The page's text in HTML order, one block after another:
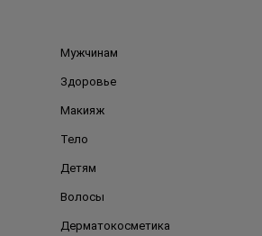
Мужчинам
Здоровье
Макияж
Тело
Детям
Волосы
Дерматокосметика